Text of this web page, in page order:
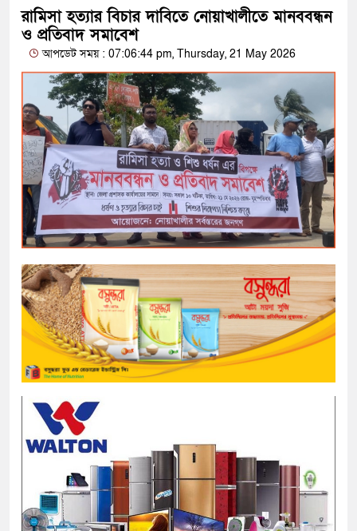
রামিসা হত্যার বিচার দাবিতে নোয়াখালীতে মানববন্ধন
ও প্রতিবাদ সমাবেশ
আপডেট সময় : 07:06:44 pm, Thursday, 21 May 2026